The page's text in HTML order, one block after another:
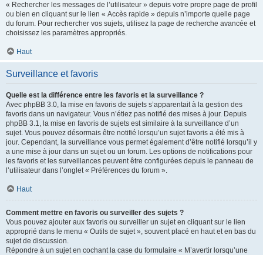
« Rechercher les messages de l’utilisateur » depuis votre propre page de profil
ou bien en cliquant sur le lien « Accès rapide » depuis n’importe quelle page
du forum. Pour rechercher vos sujets, utilisez la page de recherche avancée et
choisissez les paramètres appropriés.
Haut
Surveillance et favoris
Quelle est la différence entre les favoris et la surveillance ?
Avec phpBB 3.0, la mise en favoris de sujets s’apparentait à la gestion des
favoris dans un navigateur. Vous n’étiez pas notifié des mises à jour. Depuis
phpBB 3.1, la mise en favoris de sujets est similaire à la surveillance d’un
sujet. Vous pouvez désormais être notifié lorsqu’un sujet favoris a été mis à
jour. Cependant, la surveillance vous permet également d’être notifié lorsqu’il y
a une mise à jour dans un sujet ou un forum. Les options de notifications pour
les favoris et les surveillances peuvent être configurées depuis le panneau de
l’utilisateur dans l’onglet « Préférences du forum ».
Haut
Comment mettre en favoris ou surveiller des sujets ?
Vous pouvez ajouter aux favoris ou surveiller un sujet en cliquant sur le lien
approprié dans le menu « Outils de sujet », souvent placé en haut et en bas du
sujet de discussion.
Répondre à un sujet en cochant la case du formulaire « M’avertir lorsqu’une